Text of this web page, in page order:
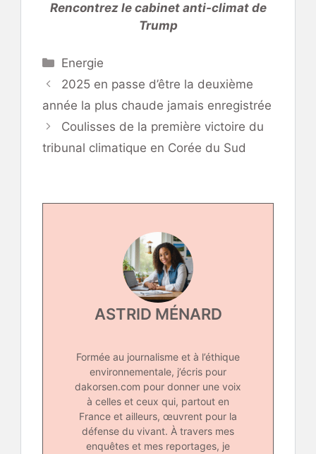
Rencontrez le cabinet anti-climat de
Trump
Catégories
Energie
2025 en passe d’être la deuxième
année la plus chaude jamais enregistrée
Coulisses de la première victoire du
tribunal climatique en Corée du Sud
ASTRID MÉNARD
Formée au journalisme et à l’éthique
environnementale, j’écris pour
dakorsen.com pour donner une voix
à celles et ceux qui, partout en
France et ailleurs, œuvrent pour la
défense du vivant. À travers mes
enquêtes et mes reportages, je